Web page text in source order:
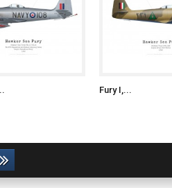
Fury I,...